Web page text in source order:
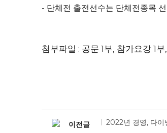
- 단체전 출전선수는 단체전종목
첨부파일 : 공문 1부, 참가요강 1
이전글 2022년 경영, 다이